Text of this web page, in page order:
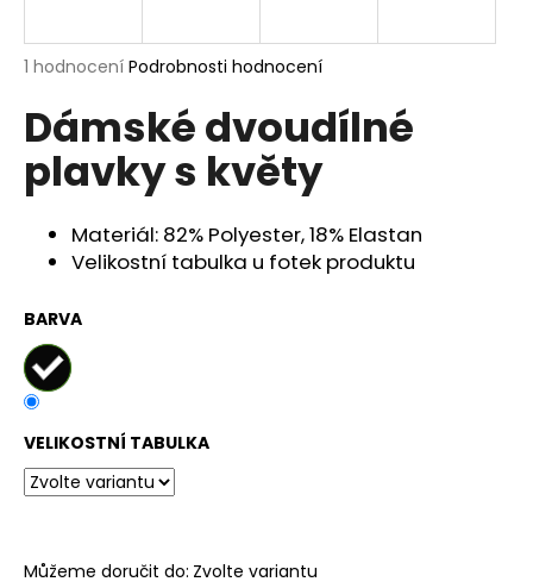
Průměrné
produktu
je
5
hvězdiček.
1 hodnocení Podrobnosti hodnocení
Dámské dvoudílné
plavky s květy
Materiál: 82% Polyester, 18% Elastan
Velikostní tabulka u fotek produktu
BARVA
VELIKOSTNÍ TABULKA
Můžeme doručit do: Zvolte variantu
j
t
?
HLEDAT
D
o
p
o
r
u